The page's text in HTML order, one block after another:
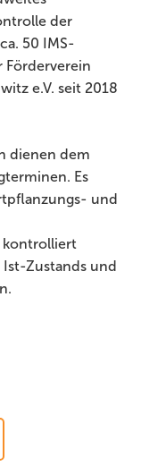
der
50 IMS-
Förderverein
e.V. seit 2018
dienen dem
Es
und
kontrolliert
Zustands und